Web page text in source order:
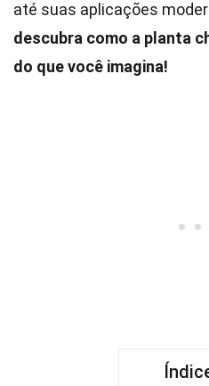
até suas aplicações
descubra como a planta
do que você imagina!